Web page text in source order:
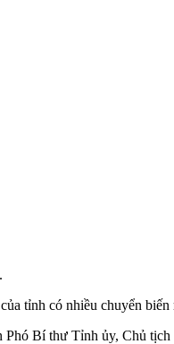
tỉnh có nhiều chuyển biến
Phó Bí thư Tỉnh ủy, Chủ